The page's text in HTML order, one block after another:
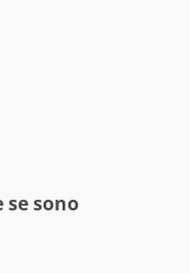
se sono